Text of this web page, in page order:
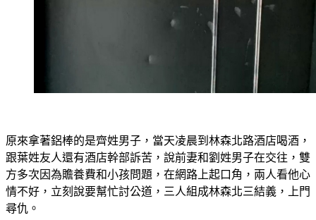
原來拿著鋁棒的是齊姓男子，當天凌晨到林森北路酒店喝酒，
跟葉姓友人還有酒店幹部訴苦，說前妻和劉姓男子在交往，雙
方多次因為贍養費和小孩問題，在網路上起口角，兩人看他心
情不好，立刻說要幫忙討公道，三人組成林森北三結義，上門
尋仇。